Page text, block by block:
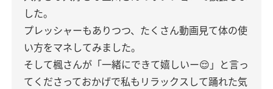
した。
プレッシャーもありつつ、たくさん動画見て体の使
い方をマネしてみました。
そして楓さんが「一緒にできて嬉しいー😌」と言っ
てくださっておかげで私もリラックスして踊れた気